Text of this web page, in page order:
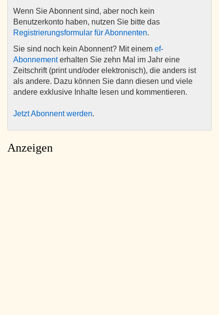
Wenn Sie Abonnent sind, aber noch kein
Benutzerkonto haben, nutzen Sie bitte das
Registrierungsformular für Abonnenten.
Sie sind noch kein Abonnent? Mit einem ef-
Abonnementerhalten Sie zehn Mal im Jahr eine
Zeitschrift (print und/oder elektronisch), die anders ist
als andere. Dazu können Sie dann diesen und viele
andere exklusive Inhalte lesen und kommentieren.
Jetzt Abonnent werden.
Anzeigen